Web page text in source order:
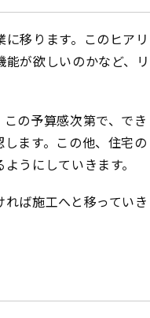
移ります。このヒアリ
が欲しいのかなど、リ
の予算感次第で、でき
ます。この他、住宅の
うにしていきます。
ば施工へと移っていき